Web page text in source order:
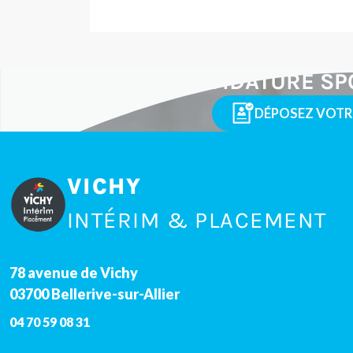
CANDIDATURE
DÉPOSEZ
VICHY
INTÉRIM & PLACEMENT
78 avenue de Vichy
03700Bellerive-sur-Allier
04 70 59 08 31